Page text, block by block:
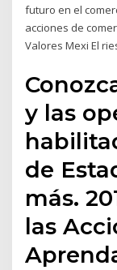
futuro en el
acciones de
Valores Mexi El
y las
de
más.
las